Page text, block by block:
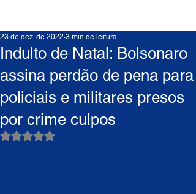
Indulto de Natal: Bolsonaro
assina perdão de pena para
policiais e militares presos
por crime culpos
23 de dez. de 2022 3 min de leitura
Avaliado com NaN de 5 estrelas.